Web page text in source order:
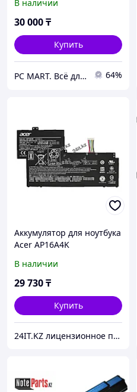
В наличии
30 000₸
Купить
PC MART. Всё для ноутбука 64%
Аккумулятор для ноутбука
Acer AP16A4K
В наличии
29 730₸
Купить
24IT.KZ лицензионное программное обеспечение и комплектующие для ноутбуков